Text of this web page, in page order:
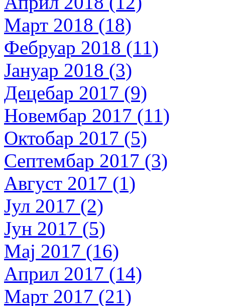
Март 2018 (18)
Фебруар 2018 (11)
Јануар 2018 (3)
Децебар 2017 (9)
Новембар 2017 (11)
Октобар 2017 (5)
Септембар 2017 (3)
Август 2017 (1)
Јул 2017 (2)
Јун 2017 (5)
Мај 2017 (16)
Април 2017 (14)
Март 2017 (21)